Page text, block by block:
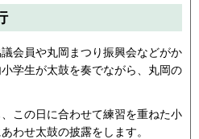
会員や丸岡まつり振興会などがか
学生が太鼓を奏でながら、丸岡の
この日に合わせて練習を重ねた小
わせ太鼓の披露をします。